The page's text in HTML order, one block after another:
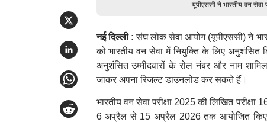
यूपीएससी ने भारतीय वन सेवा
नई दिल्ली : संघ लोक सेवा आयोग (यूपीएससी) ने
को भारतीय वन सेवा में नियुक्ति के लिए अनुशंसित
अनुशंसित उम्मीदवारों के रोल नंबर और नाम
जाकर अपना रिजल्ट डाउनलोड कर सकते हैं।
भारतीय वन सेवा परीक्षा 2025 की लिखित
6 अप्रैल से 15 अप्रैल 2026 तक आयोजित किए